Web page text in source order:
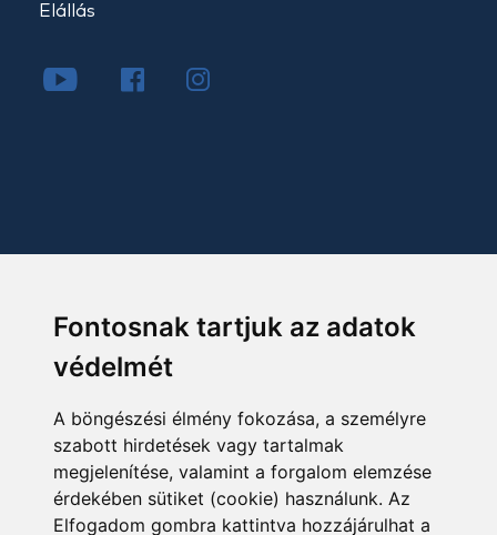
Fontosnak tartjuk az adatok
védelmét
A böngészési élmény fokozása, a személyre
szabott hirdetések vagy tartalmak
megjelenítése, valamint a forgalom elemzése
érdekében sütiket (cookie) használunk. Az
Elfogadom gombra kattintva hozzájárulhat a
Elállás